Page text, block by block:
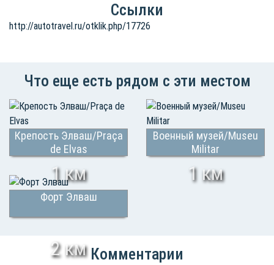
Ссылки
http://autotravel.ru/otklik.php/17726
Что еще есть рядом с эти местом
Крепость Элваш/Praça
de Elvas
1 км
Военный музей/Museu
Militar
1 км
Форт Элваш
2 км Комментарии